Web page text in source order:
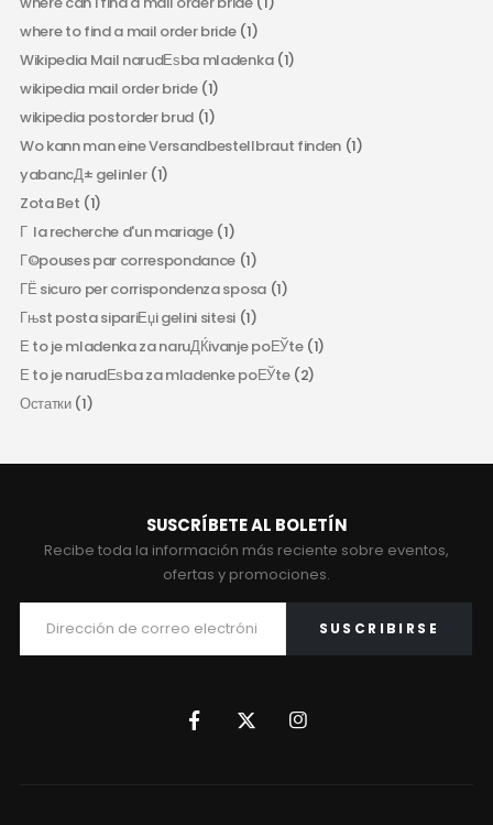
where to find a mail order bride(1)
Wikipedia Mail narudЕѕba mladenka(1)
wikipedia mail order bride(1)
wikipedia postorder brud (1)
Wo kann man eine Versandbestellbraut finden(1)
yabancД± gelinler(1)
Zota Bet (1)
Г la recherche d'un mariage(1)
Г©pouses par correspondance (1)
ГЁ sicuro per corrispondenza sposa(1)
Гњst posta sipariЕџi gelini sitesi(1)
Е to je mladenka za naruДЌivanje poЕЎte(1)
Е to je narudЕѕba za mladenke poЕЎte(2)
Остатки(1)
SUSCRÍBETE AL BOLETÍN
Recibe toda la información más reciente sobre eventos,
ofertas y promociones.